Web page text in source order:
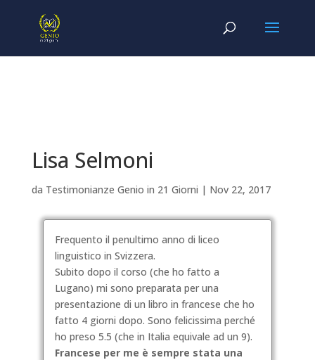
Lisa Selmoni
da Testimonianze Genio in 21 Giorni | Nov 22, 2017
Frequento il penultimo anno di liceo
linguistico in Svizzera.
Subito dopo il corso (che ho fatto a
Lugano) mi sono preparata per una
presentazione di un libro in francese che ho
fatto 4 giorni dopo. Sono felicissima perché
ho preso 5.5 (che in Italia equivale ad un 9).
Francese per me è sempre stata una